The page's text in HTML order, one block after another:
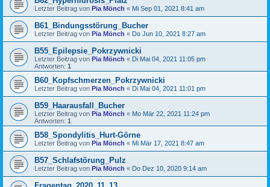
Letzter Beitrag von Pia Mönch « Mi Sep 01, 2021 8:41 am
B61_Bindungsstörung_Bucher
Letzter Beitrag von Pia Mönch « Do Jun 10, 2021 8:27 am
B55_Epilepsie_Pokrzywnicki
Letzter Beitrag von Pia Mönch « Di Mai 04, 2021 11:05 pm
Antworten: 1
B60_Kopfschmerzen_Pokrzywnicki
Letzter Beitrag von Pia Mönch « Di Mai 04, 2021 11:01 pm
B59_Haarausfall_Bucher
Letzter Beitrag von Pia Mönch « Mo Mär 22, 2021 11:24 pm
Antworten: 1
B58_Spondylitis_Hurt-Görne
Letzter Beitrag von Pia Mönch « Mi Mär 17, 2021 8:47 am
B57_Schlafstörung_Pulz
Letzter Beitrag von Pia Mönch « Do Dez 10, 2020 9:14 am